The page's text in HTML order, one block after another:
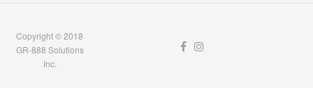
Copyright © 2018
GR-888 Solutions
Inc.